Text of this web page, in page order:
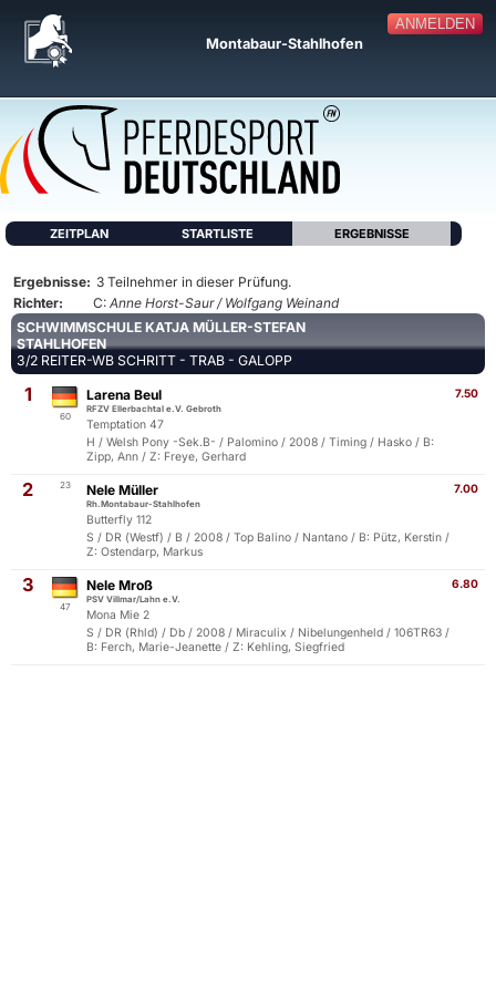
ANMELDEN
Montabaur-Stahlhofen
ZEITPLAN STARTLISTE ERGEBNISSE
Ergebnisse: 3 Teilnehmer in dieser Prüfung.
Richter:
C: Anne Horst-Saur / Wolfgang Weinand
SCHWIMMSCHULE KATJA MÜLLER-STEFAN
STAHLHOFEN
3/2 REITER-WB SCHRITT - TRAB - GALOPP
1
60
7.50
Larena Beul
RFZV Ellerbachtal e.V. Gebroth
Temptation 47
H / Welsh Pony -Sek.B- / Palomino / 2008 / Timing / Hasko / B:
Zipp, Ann / Z: Freye, Gerhard
2 23 7.00
Nele Müller
Rh.Montabaur-Stahlhofen
Butterfly 112
S / DR (Westf) / B / 2008 / Top Balino / Nantano / B: Pütz, Kerstin /
Z: Ostendarp, Markus
3
47
6.80
Nele Mroß
PSV Villmar/Lahn e.V.
Mona Mie 2
S / DR (Rhld) / Db / 2008 / Miraculix / Nibelungenheld / 106TR63 /
B: Ferch, Marie-Jeanette / Z: Kehling, Siegfried